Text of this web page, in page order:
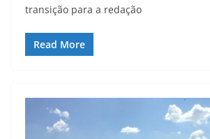
transição para a redação
Read More